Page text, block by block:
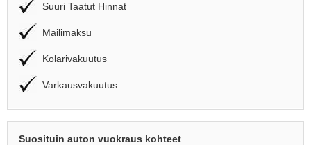
Suuri Taatut Hinnat
Mailimaksu
Kolarivakuutus
Varkausvakuutus
Suosituin auton vuokraus kohteet